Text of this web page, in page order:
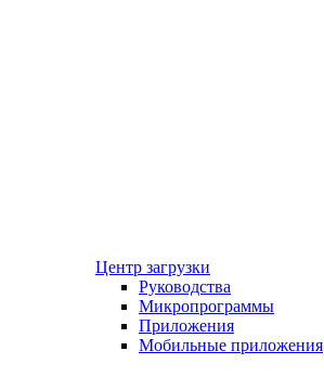
Центр загрузки
Руководства
Микропрограммы
Приложения
Мобильные приложения